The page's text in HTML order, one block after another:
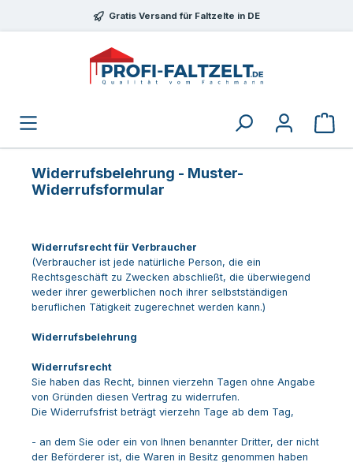
Zum Hauptinhalt springenGratis Versand für Faltzelte in DE
Widerrufsbelehrung - Muster-
Widerrufsformular
Widerrufsrecht für Verbraucher
(Verbraucher ist jede natürliche Person, die ein
Rechtsgeschäft zu Zwecken abschließt, die überwiegend
weder ihrer gewerblichen noch ihrer selbstständigen
beruflichen Tätigkeit zugerechnet werden kann.)
Widerrufsbelehrung
Widerrufsrecht
Sie haben das Recht, binnen vierzehn Tagen ohne Angabe
von Gründen diesen Vertrag zu widerrufen.
Die Widerrufsfrist beträgt vierzehn Tage ab dem Tag,
- an dem Sie oder ein von Ihnen benannter Dritter, der nicht
der Beförderer ist, die Waren in Besitz genommen haben